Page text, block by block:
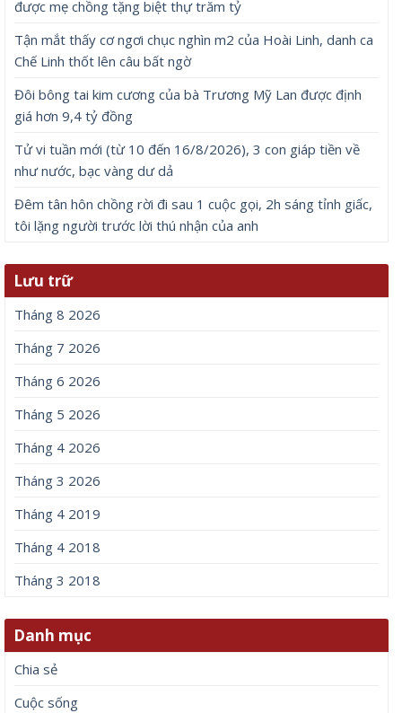
được mẹ chồng tặng biệt thự trăm tỷ
Tận mắt thấy cơ ngơi chục nghìn m2 của Hoài Linh, danh ca
Chế Linh thốt lên câu bất ngờ
Đôi bông tai kim cương của bà Trương Mỹ Lan được định
giá hơn 9,4 tỷ đồng
Tử vi tuần mới (từ 10 đến 16/8/2026), 3 con giáp tiền về
như nước, bạc vàng dư dả
Đêm tân hôn chồng rời đi sau 1 cuộc gọi, 2h sáng tỉnh giấc,
tôi lặng người trước lời thú nhận của anh
Lưu trữ
Tháng 8 2026
Tháng 7 2026
Tháng 6 2026
Tháng 5 2026
Tháng 4 2026
Tháng 3 2026
Tháng 4 2019
Tháng 4 2018
Tháng 3 2018
Danh mục
Chia sẻ
Cuộc sống